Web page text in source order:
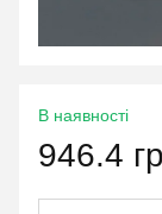
В наявності
946.4